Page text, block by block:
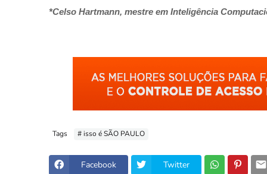
*Celso Hartmann, mestre em Inteligência
Tags # isso é SÃO PAULO
Facebook Twitter